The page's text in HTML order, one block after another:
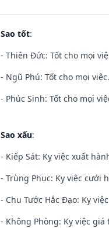
Sao tốt:
- Thiên Đức: Tốt cho mọi
- Ngũ Phú: Tốt cho mọi việc.
- Phúc Sinh: Tốt cho mọi
Sao xấu:
- Kiếp Sát: Kỵ việc xuất
- Trùng Phục: Kỵ việc cưới
- Chu Tước Hắc Đạo: Kỵ
- Không Phòng: Kỵ việc giá